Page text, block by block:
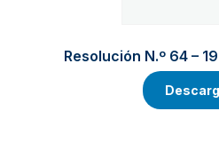
Resolución N.º 64 –